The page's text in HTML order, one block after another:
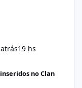
19 hs
no Clan